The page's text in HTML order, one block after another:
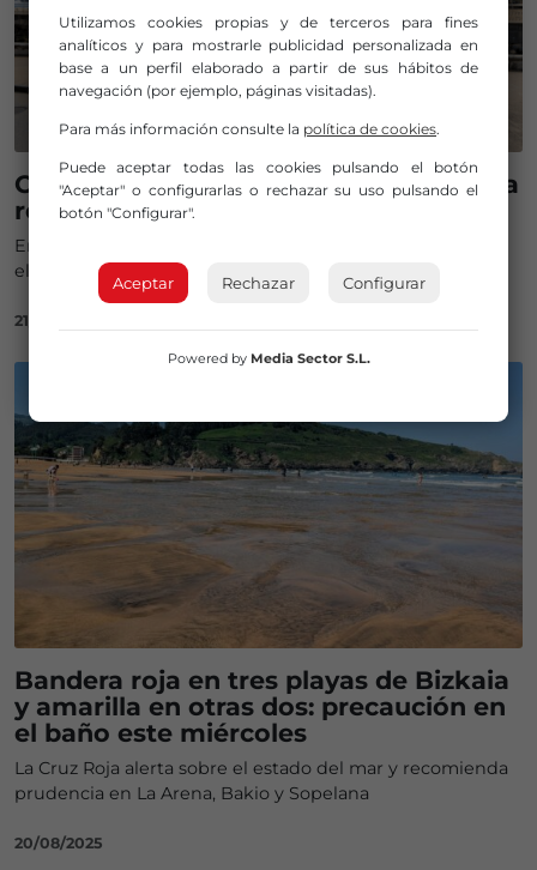
Ocho playas de Bizkaia izan la bandera
roja por el fuerte oleaje
En tres arenales ondea la bandera amarilla, mientras que
el resto permiten el baño con normalidad
21/08/2025
Bandera roja en tres playas de Bizkaia
y amarilla en otras dos: precaución en
el baño este miércoles
La Cruz Roja alerta sobre el estado del mar y recomienda
prudencia en La Arena, Bakio y Sopelana
20/08/2025
Utilizamos cookies propias y de terceros para fines
analíticos y para mostrarle publicidad personalizada en
base a un perfil elaborado a partir de sus hábitos de
navegación (por ejemplo, páginas visitadas).
Para más información consulte la política de cookies.
Puede aceptar todas las cookies pulsando el botón
"Aceptar" o configurarlas o rechazar su uso pulsando el
botón "Configurar".
Aceptar Rechazar Configurar
Powered by Media Sector S.L.